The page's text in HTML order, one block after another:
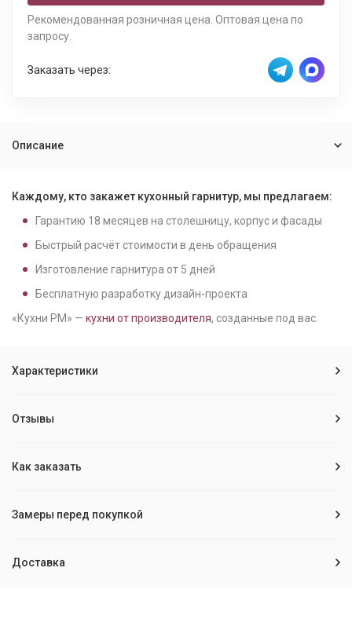
Рекомендованная розничная цена. Оптовая цена по
запросу.
Заказать через:
Описание
Каждому, кто закажет кухонный гарнитур, мы предлагаем:
Гарантию 18 месяцев на столешницу, корпус и фасады
Быстрый расчёт стоимости в день обращения
Изготовление гарнитура от 5 дней
Бесплатную разработку дизайн-проекта
«Кухни РМ» — кухни от производителя, созданные под вас.
Характеристики
Отзывы
Как заказать
Замеры перед покупкой
Доставка